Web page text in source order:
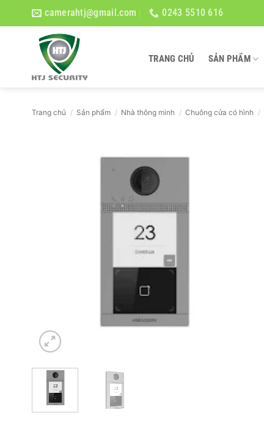
camerahtj@gmail.com 0243 5510 616
TRANG CHỦ SẢN PHẨM
Trang chủ / Sản phẩm / Nhà thông minh / Chuông cửa có hình /